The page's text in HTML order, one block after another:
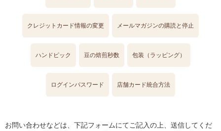
クレジットカード情報の変更 メールマガジンの購読と停止
ハンドピック 豆の焙煎秒数 包装（ラッピング）
ログインパスワード 店舗カード統合方法
お問い合わせなどは、下記フォームにてご記入の上、送信してくだ